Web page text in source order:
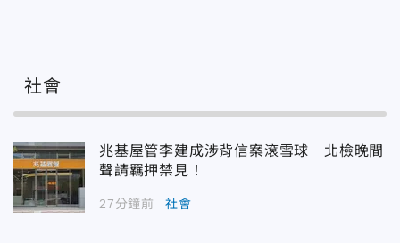
社會
兆基屋管李建成涉背信案滾雪球 北檢晚間
聲請羈押禁見！
27分鐘前 社會